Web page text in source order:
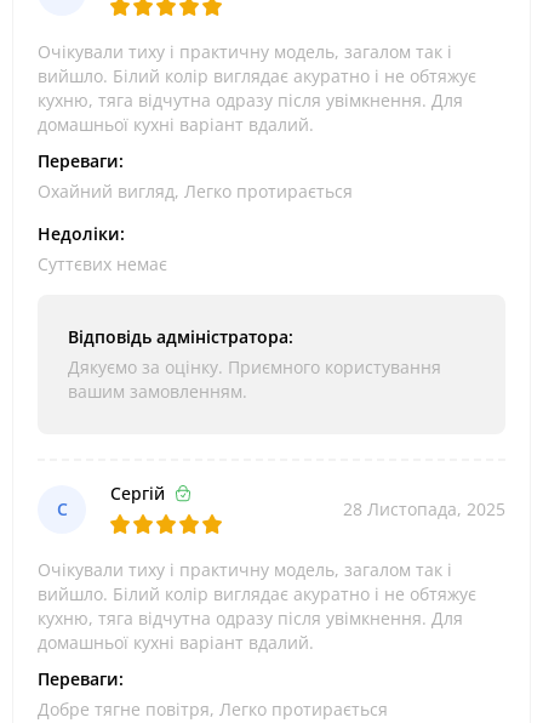
Очікували тиху і практичну модель, загалом так і
вийшло. Білий колір виглядає акуратно і не обтяжує
кухню, тяга відчутна одразу після увімкнення. Для
домашньої кухні варіант вдалий.
Переваги:
Охайний вигляд, Легко протирається
Недоліки:
Суттєвих немає
Відповідь адміністратора:
Дякуємо за оцінку. Приємного користування
вашим замовленням.
С
Сергій
28 Листопада, 2025
Очікували тиху і практичну модель, загалом так і
вийшло. Білий колір виглядає акуратно і не обтяжує
кухню, тяга відчутна одразу після увімкнення. Для
домашньої кухні варіант вдалий.
Переваги:
Добре тягне повітря, Легко протирається